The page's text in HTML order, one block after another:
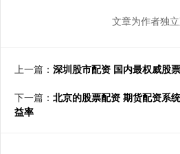
文章为作者独
上一篇： 深圳股市配资 国内最权威股
下一篇： 北京的股票配资 期货配资系
益率